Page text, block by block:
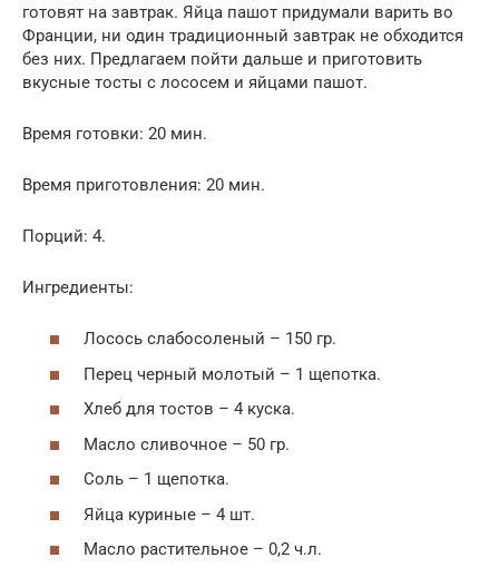
готовят на завтрак. Яйца пашот придумали варить во
Франции, ни один традиционный завтрак не обходится
без них. Предлагаем пойти дальше и приготовить
вкусные тосты с лососем и яйцами пашот.
Время готовки: 20 мин.
Время приготовления: 20 мин.
Порций: 4.
Ингредиенты:
Лосось слабосоленый – 150 гр.
Перец черный молотый – 1 щепотка.
Хлеб для тостов – 4 куска.
Масло сливочное – 50 гр.
Соль – 1 щепотка.
Яйца куриные – 4 шт.
Масло растительное – 0,2 ч.л.